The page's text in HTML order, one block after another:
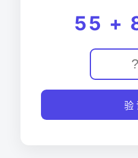
55 +
验